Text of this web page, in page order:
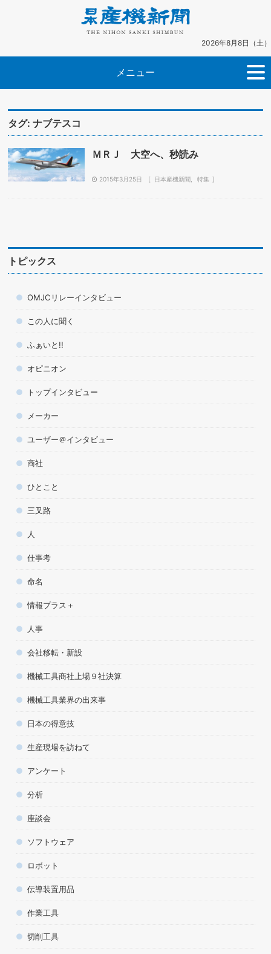
2026年8月8日（土）
メニュー
タグ:ナブテスコ
ＭＲＪ 大空へ、秒読み
2015年3月25日 日本産機新聞 特集
トピックス
OMJCリレーインタビュー
この人に聞く
ふぁいと!!
オピニオン
トップインタビュー
メーカー
ユーザー＠インタビュー
商社
ひとこと
三叉路
人
仕事考
命名
情報プラス＋
人事
会社移転・新設
機械工具商社上場９社決算
機械工具業界の出来事
日本の得意技
生産現場を訪ねて
アンケート
分析
座談会
ソフトウェア
ロボット
伝導装置用品
作業工具
切削工具